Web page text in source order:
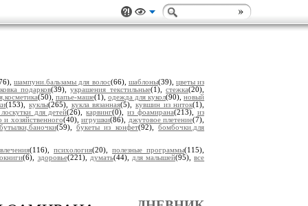
шампуни.бальзамы для волос(66), шаблоны(39), цветы из
подарков(39),украшения текстильные(1), стежка(20),
(50), папье-маше(1), одежда для кукол(90),новый
(153),куклы(265), кукла вязанная(5), кувшин из ниток(1),
для детей(26),карвинг(0),из фоамирана(213),из
и хозяйственного(40), игрушки(86), джутовое плетение(7),
бутылки,баночки(59),букеты из конфет(92),бомбочки.для
(116), психология(20), полезные программы(115),
(6), здоровье(221), думать(44), для малышей(95),все